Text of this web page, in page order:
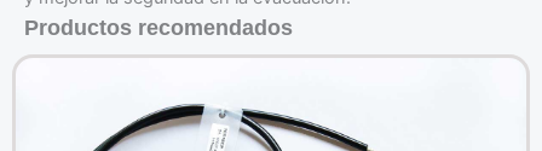
Productos recomendados